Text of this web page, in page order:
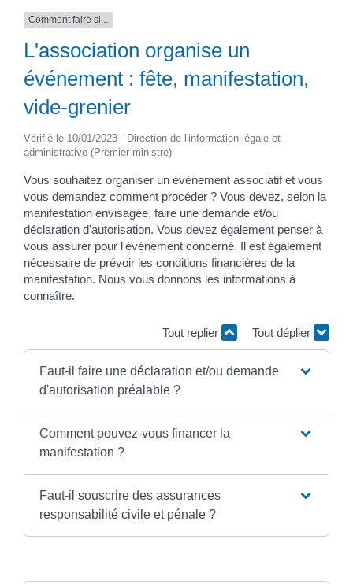
Comment faire si...
L'association organise un
événement : fête, manifestation,
vide-grenier
Vérifié le 10/01/2023 - Direction de l'information légale et
administrative (Premier ministre)
Vous souhaitez organiser un événement associatif et vous
vous demandez comment procéder ? Vous devez, selon la
manifestation envisagée, faire une demande et/ou
déclaration d'autorisation. Vous devez également penser à
vous assurer pour l'événement concerné. Il est également
nécessaire de prévoir les conditions financières de la
manifestation. Nous vous donnons les informations à
connaître.
Tout replier Tout déplier
Faut-il faire une déclaration et/ou demande
d'autorisation préalable ?
Comment pouvez-vous financer la
manifestation ?
Faut-il souscrire des assurances
responsabilité civile et pénale ?